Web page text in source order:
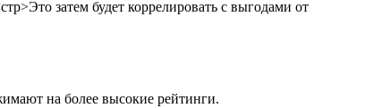
затем будет коррелировать с выгодами от
на более высокие рейтинги.